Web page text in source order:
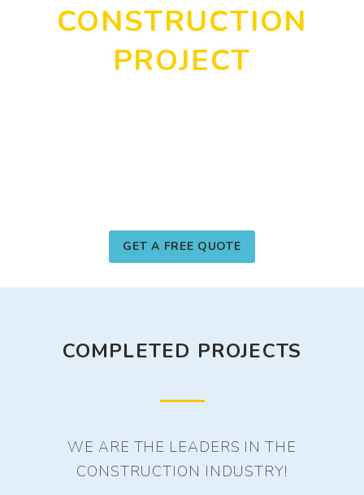
CONSTRUCTION
PROJECT
GET A FREE QUOTE
COMPLETED PROJECTS
WE ARE THE LEADERS IN THE
CONSTRUCTION INDUSTRY!